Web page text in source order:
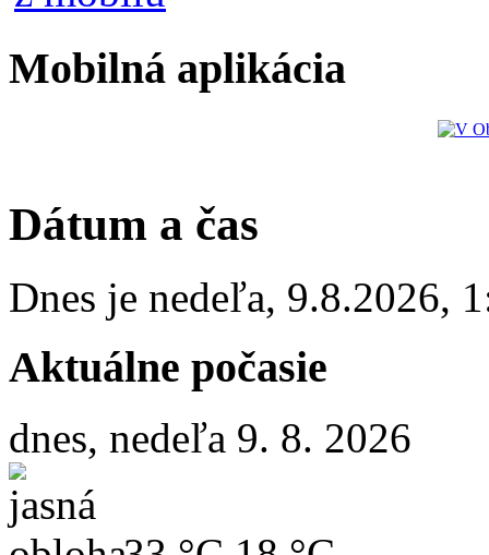
Mobilná aplikácia
Dátum a čas
Dnes je nedeľa, 9.8.2026,
Aktuálne počasie
dnes, nedeľa 9. 8. 2026